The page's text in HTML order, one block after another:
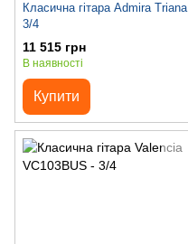
Класична гітара Admira Triana
3/4
11 515 грн
В наявності
Купити